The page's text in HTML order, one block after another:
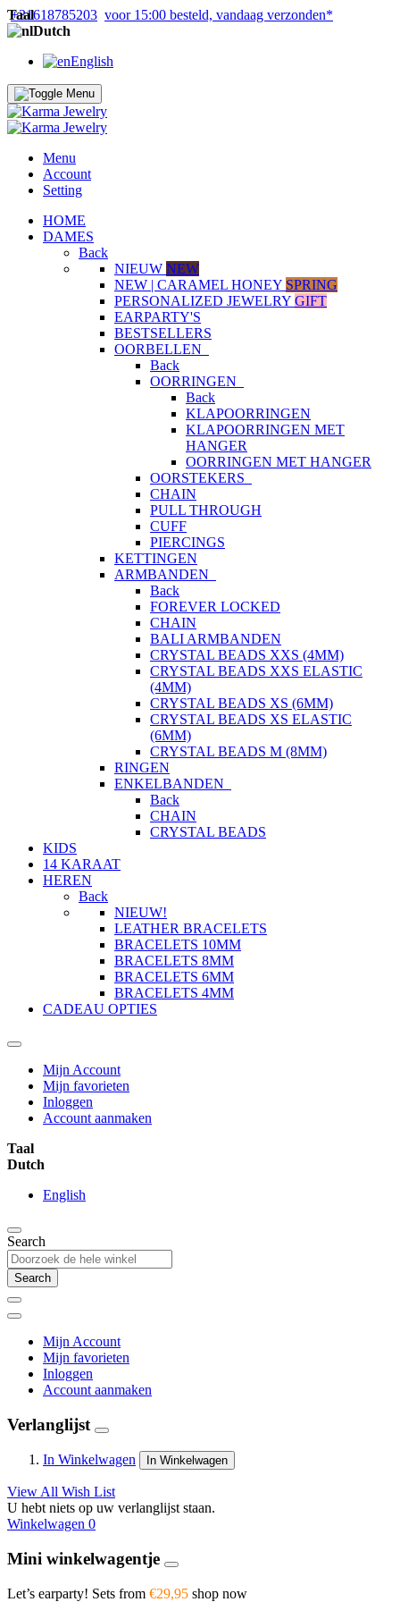
+31618785203 voor 15:00 besteld, vandaag verzonden*
Taal
Dutch
English
Menu
Account
Setting
HOME
DAMES
Back
NIEUW NEW
NEW | CARAMEL HONEY SPRING
PERSONALIZED JEWELRY GIFT
EARPARTY'S
BESTSELLERS
OORBELLEN
Back
OORRINGEN
Back
KLAPOORRINGEN
KLAPOORRINGEN MET
HANGER
OORRINGEN MET HANGER
OORSTEKERS
CHAIN
PULL THROUGH
CUFF
PIERCINGS
KETTINGEN
ARMBANDEN
Back
FOREVER LOCKED
CHAIN
BALI ARMBANDEN
CRYSTAL BEADS XXS (4MM)
CRYSTAL BEADS XXS ELASTIC
(4MM)
CRYSTAL BEADS XS (6MM)
CRYSTAL BEADS XS ELASTIC
(6MM)
CRYSTAL BEADS M (8MM)
RINGEN
ENKELBANDEN
Back
CHAIN
CRYSTAL BEADS
KIDS
14 KARAAT
HEREN
Back
NIEUW!
LEATHER BRACELETS
BRACELETS 10MM
BRACELETS 8MM
BRACELETS 6MM
BRACELETS 4MM
CADEAU OPTIES
Mijn Account
Mijn favorieten
Inloggen
Account aanmaken
Taal
Dutch
English
Search
Search
Mijn Account
Mijn favorieten
Inloggen
Account aanmaken
Verlanglijst
In Winkelwagen In Winkelwagen
View All Wish List
U hebt niets op uw verlanglijst staan.
Winkelwagen 0
Mini winkelwagentje
Let’s earparty! Sets from €29,95 shop now